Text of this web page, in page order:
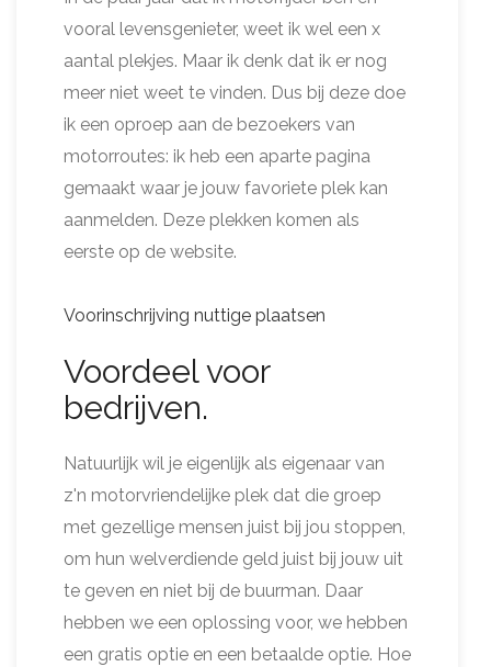
vooral levensgenieter, weet ik wel een x
aantal plekjes. Maar ik denk dat ik er nog
meer niet weet te vinden. Dus bij deze doe
ik een oproep aan de bezoekers van
motorroutes: ik heb een aparte pagina
gemaakt waar je jouw favoriete plek kan
aanmelden. Deze plekken komen als
eerste op de website.
Voorinschrijving nuttige plaatsen
Voordeel voor
bedrijven.
Natuurlijk wil je eigenlijk als eigenaar van
z'n motorvriendelijke plek dat die groep
met gezellige mensen juist bij jou stoppen,
om hun welverdiende geld juist bij jouw uit
te geven en niet bij de buurman. Daar
hebben we een oplossing voor, we hebben
een gratis optie en een betaalde optie. Hoe